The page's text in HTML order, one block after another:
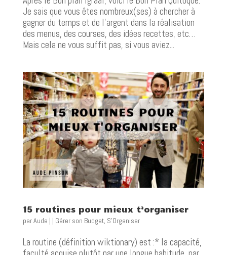
Je sais que vous êtes nombreux(ses) à chercher à
gagner du temps et de l’argent dans la réalisation
des menus, des courses, des idées recettes, etc…
Mais cela ne vous suffit pas, si vous aviez...
15 routines pour mieux t’organiser
parAude | | Gérer son Budget, S'Organiser
La routine (définition wiktionary) est :* la capacité,